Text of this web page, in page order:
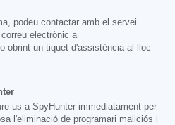
podeu contactar amb el servei
electrònic a
o obrint un tiquet d'assistència al lloc
us a SpyHunter immediatament per
l'eliminació de programari maliciós i